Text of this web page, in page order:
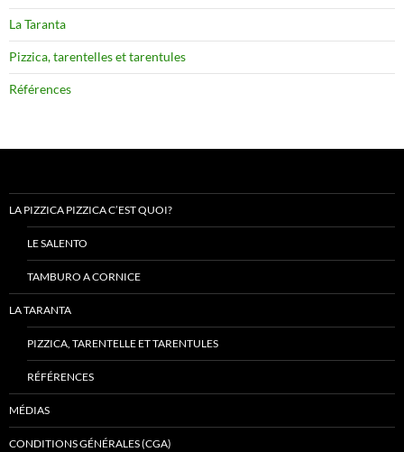
La Taranta
Pizzica, tarentelles et tarentules
Références
LA PIZZICA PIZZICA C’EST QUOI?
LE SALENTO
TAMBURO A CORNICE
LA TARANTA
PIZZICA, TARENTELLE ET TARENTULES
RÉFÉRENCES
MÉDIAS
CONDITIONS GÉNÉRALES (CGA)